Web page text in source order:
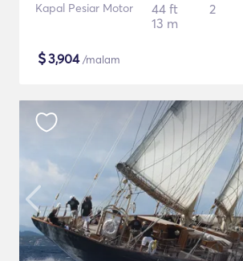
Kapal Pesiar Motor
44 ft
13 m
2
$3,904/malam